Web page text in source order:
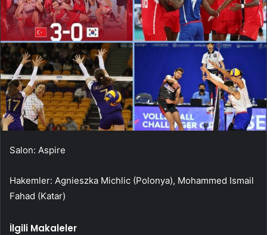
Salon: Aspire
Hakemler: Agnieszka Michlic (Polonya), Mohammed Ismail
Fahad (Katar)
İlgili Makaleler